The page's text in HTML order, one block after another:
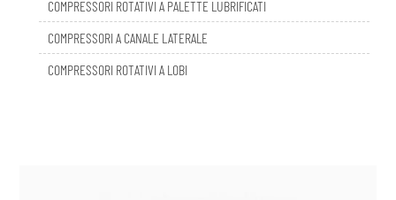
COMPRESSORI A CANALE LATERALE
COMPRESSORI ROTATIVI A LOBI